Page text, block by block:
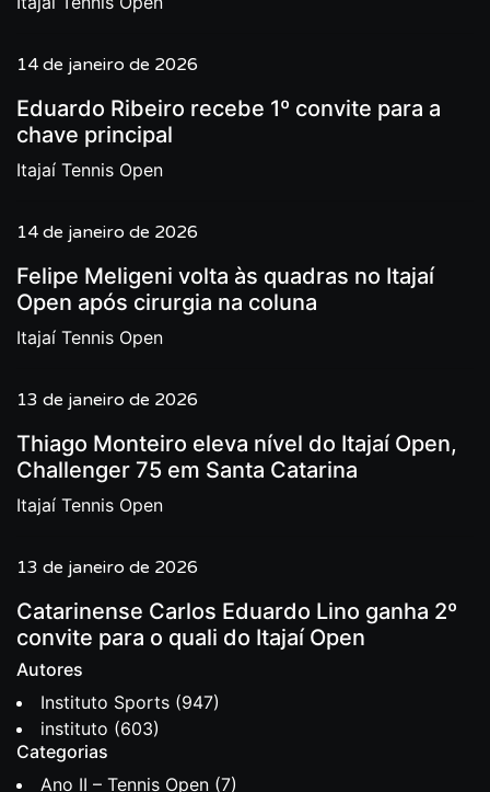
14 de janeiro de 2026
Eduardo Ribeiro recebe 1º convite para a
chave principal
Itajaí Tennis Open
14 de janeiro de 2026
Felipe Meligeni volta às quadras no Itajaí
Open após cirurgia na coluna
Itajaí Tennis Open
13 de janeiro de 2026
Thiago Monteiro eleva nível do Itajaí Open,
Challenger 75 em Santa Catarina
Itajaí Tennis Open
13 de janeiro de 2026
Catarinense Carlos Eduardo Lino ganha 2º
convite para o quali do Itajaí Open
Autores
Instituto Sports (947)
instituto (603)
Categorias
Ano II – Tennis Open (7)